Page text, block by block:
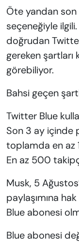
Öte yandan son
seçeneğiyle
doğrudan
gereken şartları
görebiliyor.
Bahsi geçen
Twitter Blue
Son 3 ay içinde
toplamda en az
En az 500
Musk, 5
paylaşımına
Blue abonesi
Blue abonesi